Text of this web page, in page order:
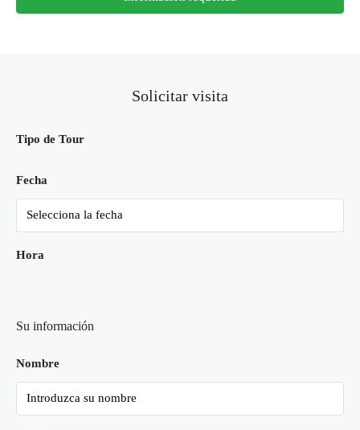
Solicitar visita
Tipo de Tour
Fecha
Hora
Su información
Nombre